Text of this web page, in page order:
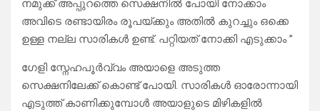
നമുക്ക് അപ്പുറത്തെ സെക്ഷനിൽ പോയി നോക്കാം
അവിടെ രണ്ടായിരം രൂപയ്ക്കും അതിൽ കുറച്ചും ഒക്കെ
ഉള്ള നല്ല സാരികൾ ഉണ്ട്. പറ്റിയത് നോക്കി എടുക്കാം ”
ഗേളി സ്നേഹപൂർവ്വം അയാളെ അടുത്ത
സെക്ഷനിലേക്ക് കൊണ്ട് പോയി. സാരികൾ ഓരോന്നായി
എടുത്ത് കാണിക്കുമ്പോൾ അയാളുടെ മിഴികളിൽ